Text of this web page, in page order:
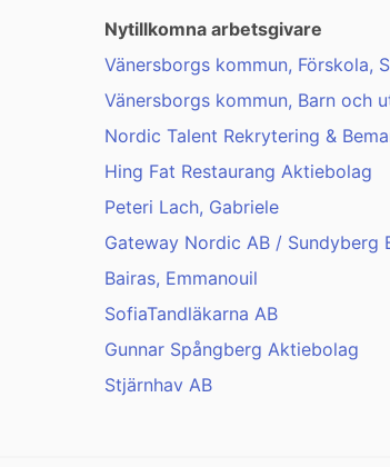
Nytillkomna arbetsgivare
Vänersborgs kommun, Förskola,
Vänersborgs kommun, Barn och
Nordic Talent Rekrytering &
Hing Fat Restaurang Aktiebolag
Peteri Lach, Gabriele
Gateway Nordic AB / Sundyberg
Bairas, Emmanouil
SofiaTandläkarna AB
Gunnar Spångberg Aktiebolag
Stjärnhav AB